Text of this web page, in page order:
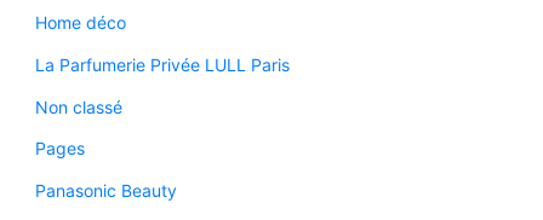
Home déco
La Parfumerie Privée LULL Paris
Non classé
Pages
Panasonic Beauty